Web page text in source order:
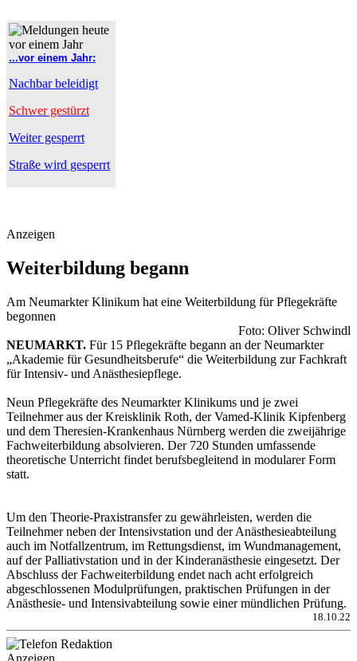
...vor einem Jahr:
Nachbar beleidigt
Schwer gestürzt
Weiter gesperrt
Straße wird gesperrt
Anzeigen
Weiterbildung begann
Am Neumarkter Klinikum hat eine Weiterbildung für Pflegekräfte
begonnen
Foto: Oliver Schwindl
NEUMARKT. Für 15 Pflegekräfte begann an der Neumarkter
„Akademie für Gesundheitsberufe“ die Weiterbildung zur Fachkraft
für Intensiv- und Anästhesiepflege.
Neun Pflegekräfte des Neumarkter Klinikums und je zwei
Teilnehmer aus der Kreisklinik Roth, der Vamed-Klinik Kipfenberg
und dem Theresien-Krankenhaus Nürnberg werden die zweijährige
Fachweiterbildung absolvieren. Der 720 Stunden umfassende
theoretische Unterricht findet berufsbegleitend in modularer Form
statt.
Um den Theorie-Praxistransfer zu gewährleisten, werden die
Teilnehmer neben der Intensivstation und der Anästhesieabteilung
auch im Notfallzentrum, im Rettungsdienst, im Wundmanagement,
auf der Palliativstation und in der Kinderanästhesie eingesetzt. Der
Abschluss der Fachweiterbildung endet nach acht erfolgreich
abgeschlossenen Modulprüfungen, praktischen Prüfungen in der
Anästhesie- und Intensivabteilung sowie einer mündlichen Prüfung.
18.10.22
Anzeigen